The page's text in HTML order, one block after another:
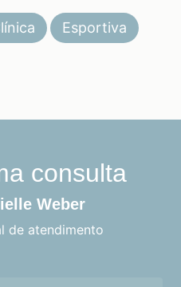
Esportiva
consulta
Weber
de atendimento